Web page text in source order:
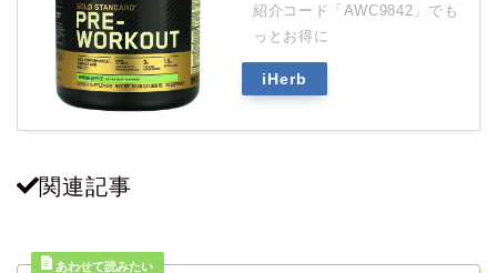
紹介コード「AWC9842」 でも
っとお得に
iHerb
関連記事